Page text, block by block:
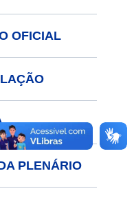
OFICIAL
PLENÁRIO